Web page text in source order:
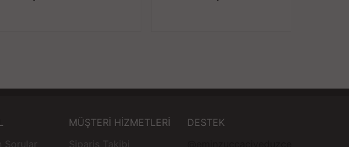
Sorular
MÜŞTERİ HİZMETLERİ
Sipariş Takibi
DESTEK